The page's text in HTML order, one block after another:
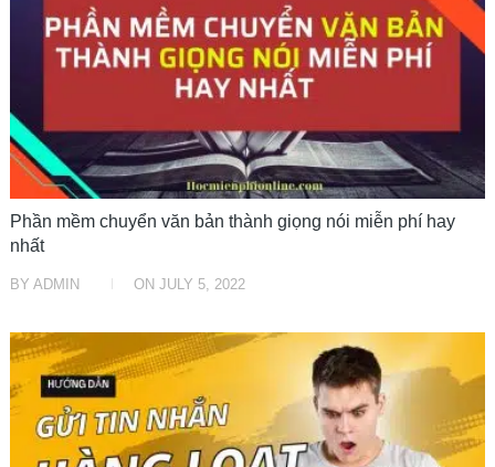
Phần mềm chuyển văn bản thành giọng nói miễn phí hay
nhất
BY ADMIN ON JULY 5, 2022
THỦ THUẬT TIN HỌC